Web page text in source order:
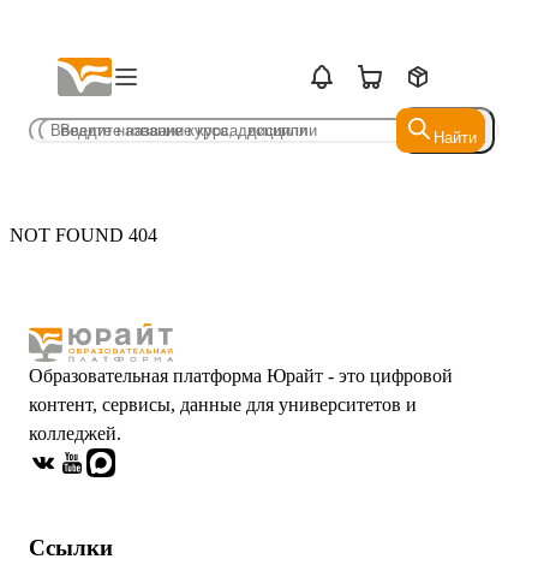
Найти
Найти
NOT FOUND 404
Образовательная платформа Юрайт - это цифровой
контент, сервисы, данные для университетов и
колледжей.
Ссылки